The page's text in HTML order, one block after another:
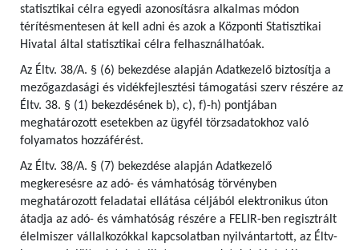
statisztikai célra egyedi azonosításra alkalmas módon
térítésmentesen át kell adni és azok a Központi Statisztikai
Hivatal által statisztikai célra felhasználhatóak.
Az Éltv. 38/A. § (6) bekezdése alapján Adatkezelő biztosítja a
mezőgazdasági és vidékfejlesztési támogatási szerv részére az
Éltv. 38. § (1) bekezdésének b), c), f)-h) pontjában
meghatározott esetekben az ügyfél törzsadatokhoz való
folyamatos hozzáférést.
Az Éltv. 38/A. § (7) bekezdése alapján Adatkezelő
megkeresésre az adó- és vámhatóság törvényben
meghatározott feladatai ellátása céljából elektronikus úton
átadja az adó- és vámhatóság részére a FELIR-ben regisztrált
élelmiszer vállalkozókkal kapcsolatban nyilvántartott, az Éltv-